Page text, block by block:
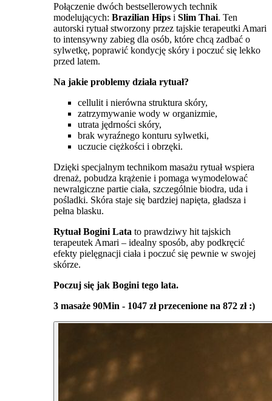
Połączenie dwóch bestsellerowych technik
modelujących: Brazilian Hips i Slim Thai. Ten
autorski rytuał stworzony przez tajskie terapeutki Amari
to intensywny zabieg dla osób, które chcą zadbać o
sylwetkę, poprawić kondycję skóry i poczuć się lekko
przed latem.
Na jakie problemy działa rytuał?
cellulit i nierówna struktura skóry,
zatrzymywanie wody w organizmie,
utrata jędrności skóry,
brak wyraźnego konturu sylwetki,
uczucie ciężkości i obrzęki.
Dzięki specjalnym technikom masażu rytuał wspiera
drenaż, pobudza krążenie i pomaga wymodelować
newralgiczne partie ciała, szczególnie biodra, uda i
pośladki. Skóra staje się bardziej napięta, gładsza i
pełna blasku.
Rytuał Bogini Lata to prawdziwy hit tajskich
terapeutek Amari – idealny sposób, aby podkręcić
efekty pielęgnacji ciała i poczuć się pewnie w swojej
skórze.
Poczuj się jak Bogini tego lata.
3 masaże 90Min - 1047 zł przecenione na 872 zł :)